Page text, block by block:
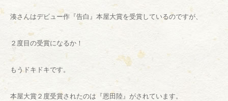
湊さんはデビュー作『告白』本屋大賞を受賞しているのですが、
２度目の受賞になるか！
もうドキドキです。
本屋大賞２度受賞されたのは『恩田陸』がされています。